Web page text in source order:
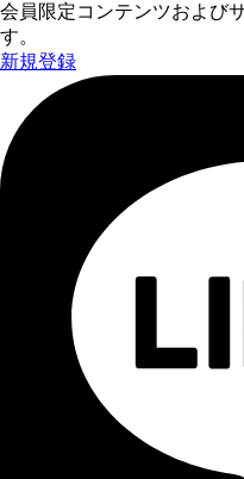
会員限定コンテンツおよび
す。
新規登録